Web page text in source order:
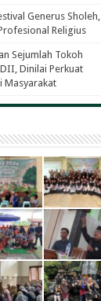
Generus Sholeh,
Religius
Sejumlah Tokoh
Dinilai Perkuat
Masyarakat